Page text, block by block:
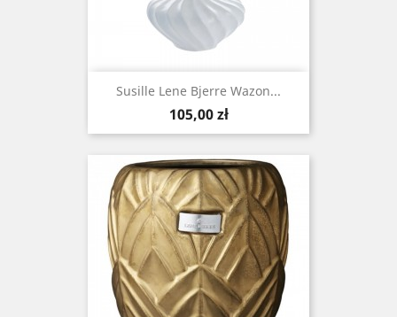
Susille Lene Bjerre Wazon...
Cena
105,00 zł